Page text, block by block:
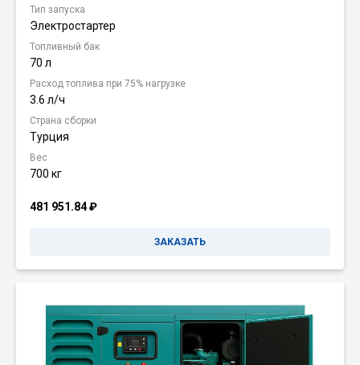
Тип запуска
Электростартер
Топливный бак
70 л
Расход топлива при 75% нагрузке
3.6 л/ч
Страна сборки
Турция
Вес
700 кг
481 951.84₽
ЗАКАЗАТЬ